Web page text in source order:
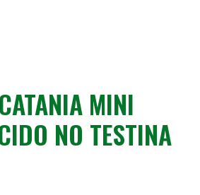
MINI
NO TESTINA